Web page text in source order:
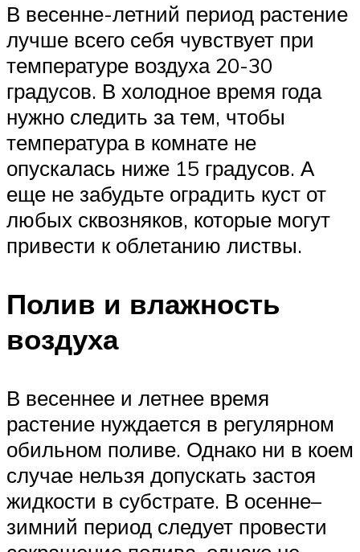
В весенне-летний период растение
лучше всего себя чувствует при
температуре воздуха 20-30
градусов. В холодное время года
нужно следить за тем, чтобы
температура в комнате не
опускалась ниже 15 градусов. А
еще не забудьте оградить куст от
любых сквозняков, которые могут
привести к облетанию листвы.
Полив и влажность
воздуха
В весеннее и летнее время
растение нуждается в регулярном
обильном поливе. Однако ни в коем
случае нельзя допускать застоя
жидкости в субстрате. В осенне–
зимний период следует провести